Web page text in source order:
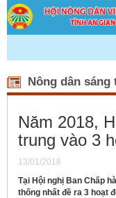
Nông dân sáng
Năm 2018,
trung vào 3
13/01/2018
Tại Hội nghị Ban Chấp
thống nhất đề ra 3 hoạt